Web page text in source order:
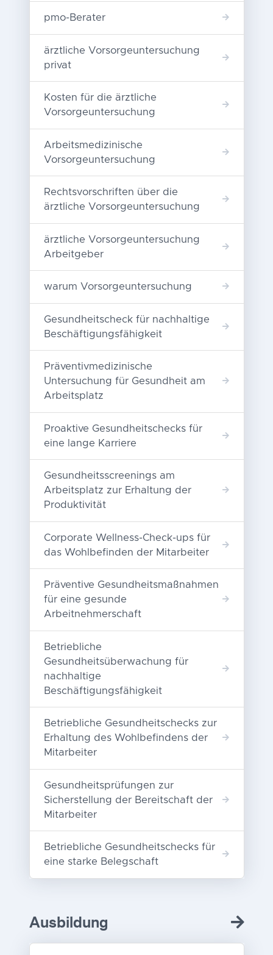
pmo-Berater
ärztliche Vorsorgeuntersuchung
privat
Kosten für die ärztliche
Vorsorgeuntersuchung
Arbeitsmedizinische
Vorsorgeuntersuchung
Rechtsvorschriften über die
ärztliche Vorsorgeuntersuchung
ärztliche Vorsorgeuntersuchung
Arbeitgeber
warum Vorsorgeuntersuchung
Gesundheitscheck für nachhaltige
Beschäftigungsfähigkeit
Präventivmedizinische
Untersuchung für Gesundheit am
Arbeitsplatz
Proaktive Gesundheitschecks für
eine lange Karriere
Gesundheitsscreenings am
Arbeitsplatz zur Erhaltung der
Produktivität
Corporate Wellness-Check-ups für
das Wohlbefinden der Mitarbeiter
Präventive Gesundheitsmaßnahmen
für eine gesunde
Arbeitnehmerschaft
Betriebliche
Gesundheitsüberwachung für
nachhaltige
Beschäftigungsfähigkeit
Betriebliche Gesundheitschecks zur
Erhaltung des Wohlbefindens der
Mitarbeiter
Gesundheitsprüfungen zur
Sicherstellung der Bereitschaft der
Mitarbeiter
Betriebliche Gesundheitschecks für
eine starke Belegschaft
Ausbildung